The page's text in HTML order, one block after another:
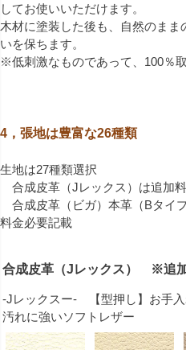
してお使いいただけます。
木材に塗装した後も、自然のま
いを保ちます。
※低刺激なものであって、100％
4，張地は豊富な26種類
生地は27種類選択
合成皮革（Jレックス）は追加
合成皮革（ビガ）本革（Bタイ
料金必要記載
合成皮革（Jレックス） ※追
-Jレックスー- 【型押し】お手入
汚れに強いソフトレザー